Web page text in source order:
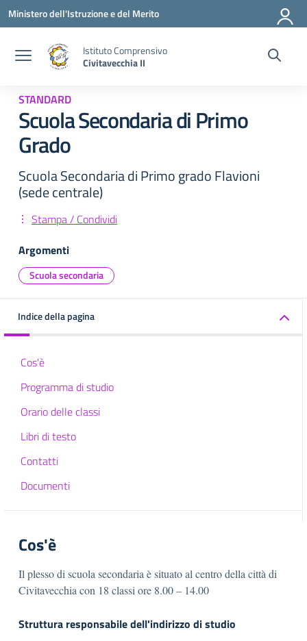
Vai ai contenuti
Vai al menu di navigazione
Vai al footer
Ministero dell'Istruzione e del Merito
Istituto Comprensivo
Civitavecchia II
STANDARD
Scuola Secondaria di Primo
Grado
Scuola Secondaria di Primo grado Flavioni
(sede centrale)
Stampa / Condividi
Argomenti
Scuola secondaria
Indice della pagina
Cos'è
Programma di studio
Orario delle classi
Libri di testo
Contatti
Documenti
Cos'è
Il plesso di scuola secondaria è situato al centro della città di
Civitavecchia con 18 classi ore 8.00 – 14.00
Struttura responsabile dell'indirizzo di studio